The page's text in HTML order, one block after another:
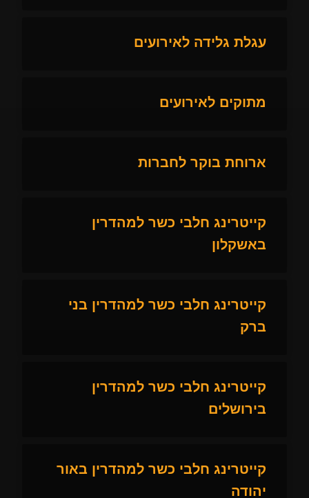
עגלת גלידה לאירועים
מתוקים לאירועים
ארוחת בוקר לחברות
קייטרינג חלבי כשר למהדרין
באשקלון
קייטרינג חלבי כשר למהדרין בני
ברק
קייטרינג חלבי כשר למהדרין
בירושלים
קייטרינג חלבי כשר למהדרין באור
יהודה